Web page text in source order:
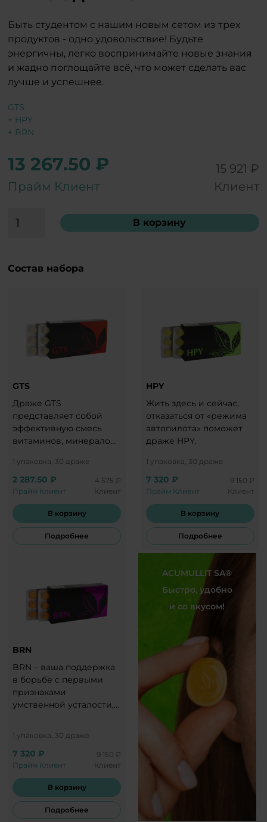
Быть студентом с нашим новым сетом из трех
продуктов - одно удовольствие! Будьте
энергичны, легко воспринимайте новые знания
и жадно поглощайте всё, что может сделать вас
лучше и успешнее.
GTS
+ HPY
+ BRN
13 267.50 ₽
Прайм Клиент
15 921 ₽
Клиент
В корзину
Состав набора
GTS
Драже GTS
представляет собой
эффективную смесь
витаминов, минералов
компонентов, которая
наполняет организм
мощной жизненной
энергией и готовит к
новым подвигам!
1 упаковка, 30 драже
2 287.50 ₽
Прайм Клиент
4 575 ₽
Клиент
В корзину
Подробнее
HPY
Жить здесь и сейчас,
отказаться от «режима
автопилота» поможет
драже HPY.
1 упаковка, 30 драже
7 320 ₽
Прайм Клиент
9 150 ₽
Клиент
В корзину
Подробнее
BRN
BRN – ваша поддержка
в борьбе с первыми
признаками
умственной усталости,
1 упаковка, 30 драже
7 320 ₽
Прайм Клиент
9 150 ₽
Клиент
В корзину
Подробнее
ACUMULLIT SA®
Быстро, удобно
и со вкусом!